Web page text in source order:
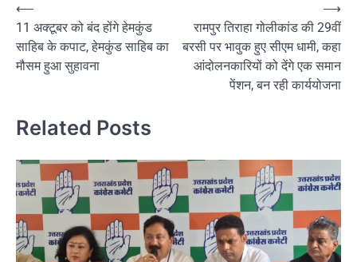
Post
navigation
⟵
11 अक्टूबर को बंद होंगे हेमकुंड
साहिब के कपाट, हेमकुंड साहिब का
मौसम हुआ सुहावना
रामपुर तिराहा गोलीकांड की 29वीं
बरसी पर भावुक हुए सीएम धामी, कहा
आंदोलनकारियों को देंगे एक समान
पेंशन, बन रही कार्ययोजना
⟶
Related Posts